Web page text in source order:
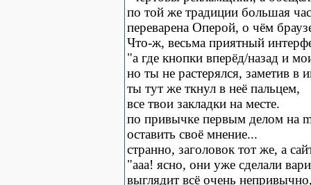
по той же традиции большая
переварена Оперой, о чём
Что-ж, весьма приятный
"а где кнопки вперёд/назад и
но ты не растерялся, заметив в
ты тут же ткнул в неё пальцем,
все твои закладки на месте.
по привычке первым делом на
оставить своё мнение...
странно, заголовок тот же, а
"ааа! ясно, они уже сделали
выглядит всё очень